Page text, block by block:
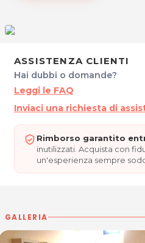
ASSISTENZA CLIENTI
Hai dubbi o domande?
Leggi le FAQ
Inviaci una richiesta di
Rimborso garantito
inutilizzati. Acquista con
un'esperienza sempre
GALLERIA